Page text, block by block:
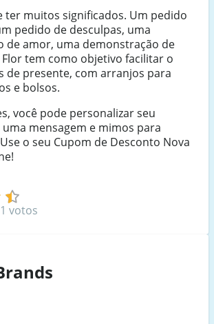
ter muitos significados. Um pedido
pedido de desculpas, uma
de amor, uma demonstração de
Flor tem como objetivo facilitar o
de presente, com arranjos para
e bolsos.
você pode personalizar seu
mensagem e mimos para
o seu Cupom de Desconto Nova
votos